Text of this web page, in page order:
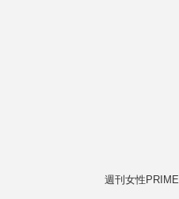
週刊女性PRIME